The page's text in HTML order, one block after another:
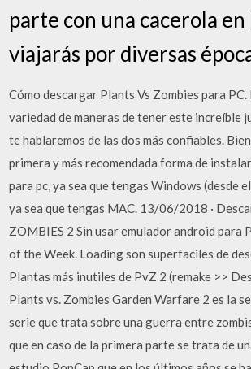
parte con una cacerola en
viajarás por diversas
Cómo descargar Plants Vs Zombies para
variedad de maneras de tener este increíble
te hablaremos de las dos más confiables.
primera y más recomendada forma de
para pc, ya sea que tengas Windows (desde
ya sea que tengas MAC. 13/06/2018 ·
ZOMBIES 2 Sin usar emulador android para
of the Week. Loading son superfaciles de
Plantas más inutiles de PvZ 2 (remake >>
Plants vs. Zombies Garden Warfare 2 es la
serie que trata sobre una guerra entre
que en caso de la primera parte se trata de